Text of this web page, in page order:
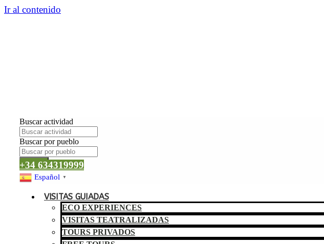
Ir al contenido
Buscar actividad
Buscar por pueblo
Buscar
+34 634319999
Español ▼
VISITAS GUIADAS
ECO EXPERIENCES
VISITAS TEATRALIZADAS
TOURS PRIVADOS